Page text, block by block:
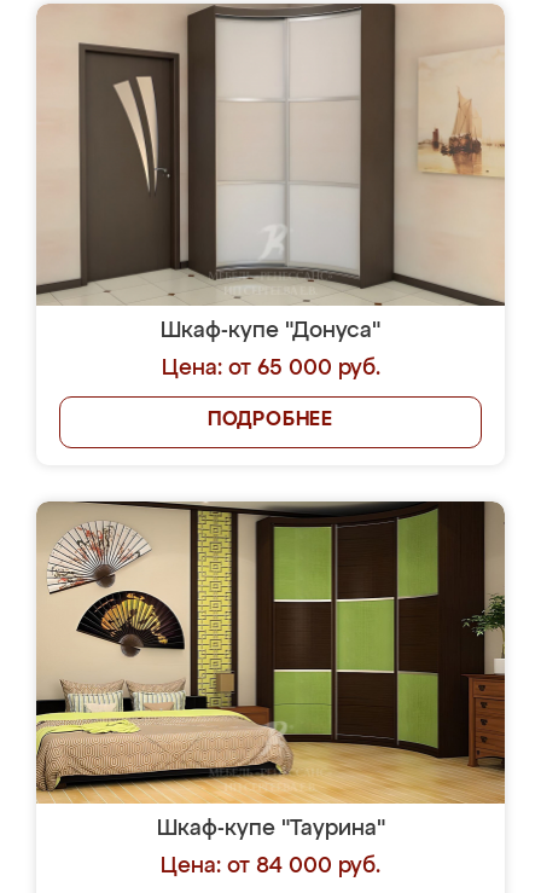
Шкаф-купе "Донуса"
Цена: от 65 000 руб.
ПОДРОБНЕЕ
Шкаф-купе "Таурина"
Цена: от 84 000 руб.